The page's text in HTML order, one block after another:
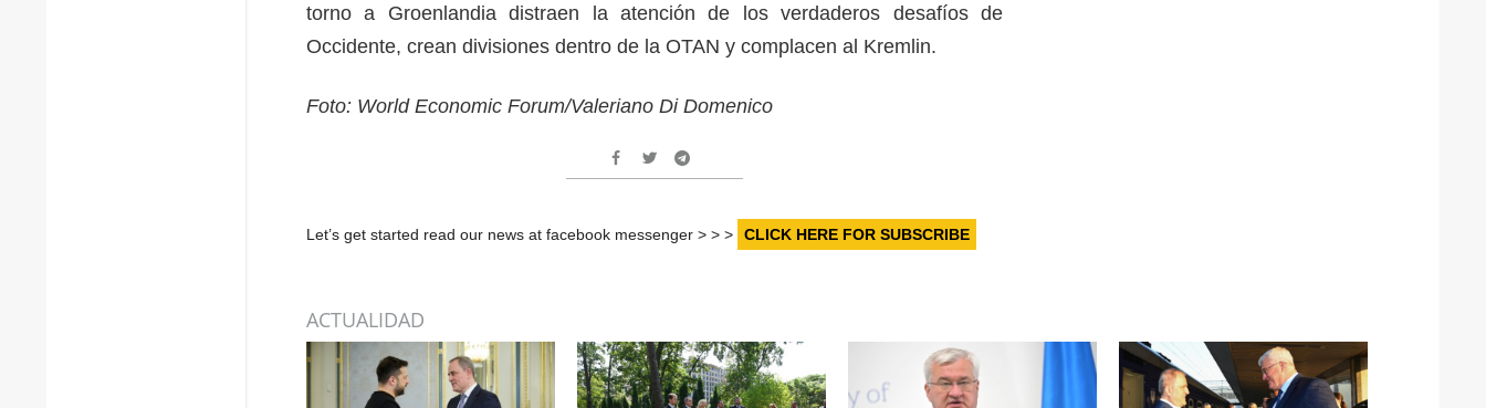
torno a Groenlandia distraen la atención de los verdaderos desafíos de
Occidente, crean divisiones dentro de la OTAN y complacen al Kremlin.
Foto: World Economic Forum/Valeriano Di Domenico
Let’s get started read our news at facebook messenger > > > CLICK HERE FOR SUBSCRIBE
ACTUALIDAD